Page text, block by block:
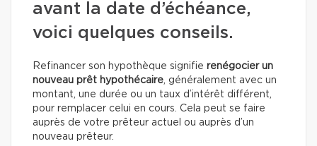
avant la date d’échéance,
voici quelques conseils.
Refinancer son hypothèque signifie renégocier un
nouveau prêt hypothécaire, généralement avec un
montant, une durée ou un taux d’intérêt différent,
pour remplacer celui en cours. Cela peut se faire
auprès de votre prêteur actuel ou auprès d’un
nouveau prêteur.